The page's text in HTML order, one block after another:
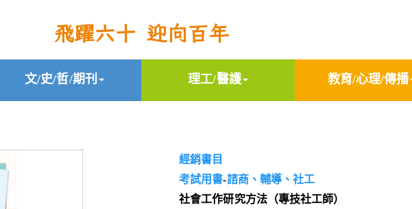
飛躍六十 迎向百年
文/史/哲/期刊 理工/醫護 教育/心理/傳播
經銷書目
考試用書-諮商、輔導、社工
社會工作研究方法（專技社工師）